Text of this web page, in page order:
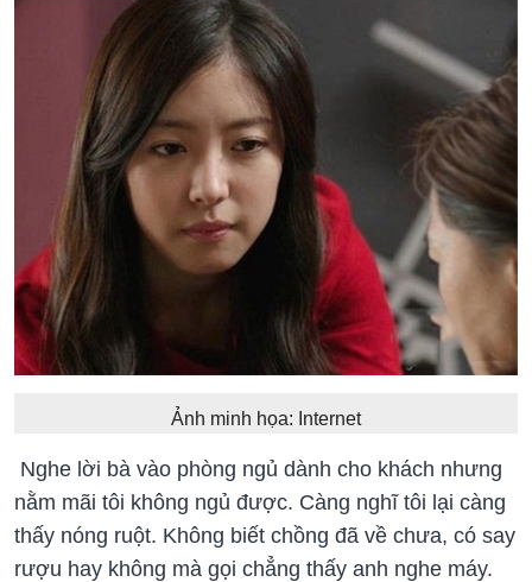
Ảnh minh họa: Internet
Nghe lời bà vào phòng ngủ dành cho khách nhưng
nằm mãi tôi không ngủ được. Càng nghĩ tôi lại càng
thấy nóng ruột. Không biết chồng đã về chưa, có say
rượu hay không mà gọi chẳng thấy anh nghe máy.